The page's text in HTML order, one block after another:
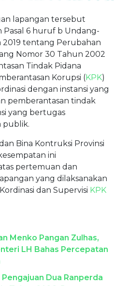
lapangan tersebut
6 huruf b Undang-
2019 tentang Perubahan
Nomor 30 Tahun 2002
Tindak Pidana
Korupsi (KPK)
dengan instansi yang
pemberantasan tindak
yang bertugas
publik.
Bina Kontruksi Provinsi
ini
pertemuan dan
yang dilaksanakan
dan Supervisi KPK
Menko Pangan Zulhas,
LH Bahas Percepatan
Dua Ranperda